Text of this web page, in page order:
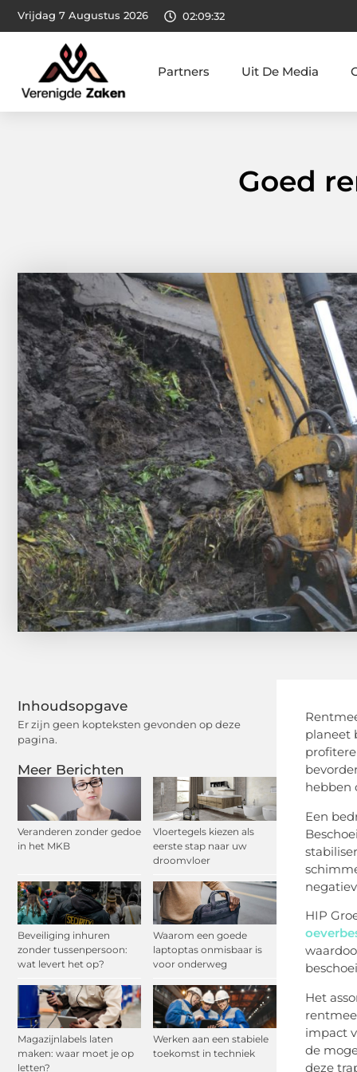
Vrijdag 7 Augustus 2026 02:09:34
Partners Uit De Media
Goed
Inhoudsopgave
Er zijn geen kopteksten gevonden op deze
pagina.
Meer Berichten
Veranderen zonder gedoe
in het MKB
Vloertegels kiezen als
eerste stap naar uw
droomvloer
Beveiliging inhuren
zonder tussenpersoon:
wat levert het op?
Waarom een goede
laptoptas onmisbaar is
voor onderweg
Magazijnlabels laten
maken: waar moet je op
letten?
Werken aan een stabiele
toekomst in techniek
planeet
hebben
Een
HIP
Het
impact
de
deze